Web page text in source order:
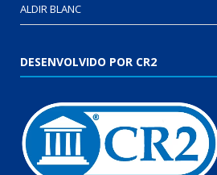
ALDIR BLANC
DESENVOLVIDO POR CR2